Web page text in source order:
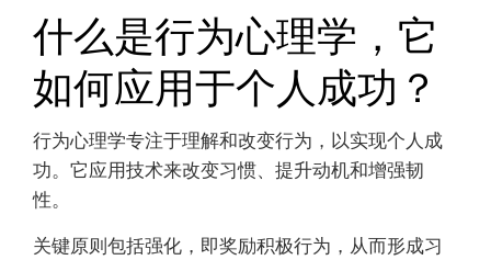
什么是行为心理学，它
如何应用于个人成功？
行为心理学专注于理解和改变行为，以实现个人成
功。它应用技术来改变习惯、提升动机和增强韧
性。
关键原则包括强化，即奖励积极行为，从而形成习